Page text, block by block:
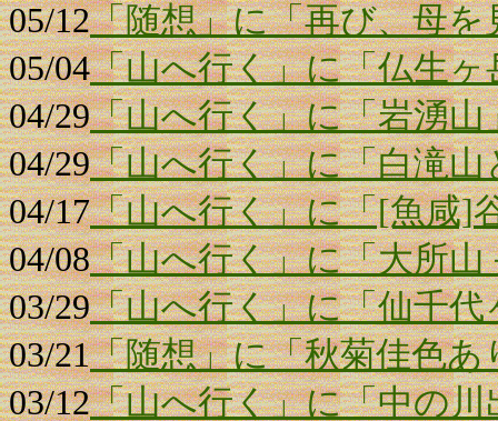
05/12「随想」に「再び、母を
05/04「山へ行く」に「仏生
04/29「山へ行く」に「岩湧山
04/29「山へ行く」に「白滝山
04/17「山へ行く」に「[魚咸]
04/08「山へ行く」に「大所
03/29「山へ行く」に「仙千代
03/21「随想」に「秋菊佳色あ
03/12「山へ行く」に「中の